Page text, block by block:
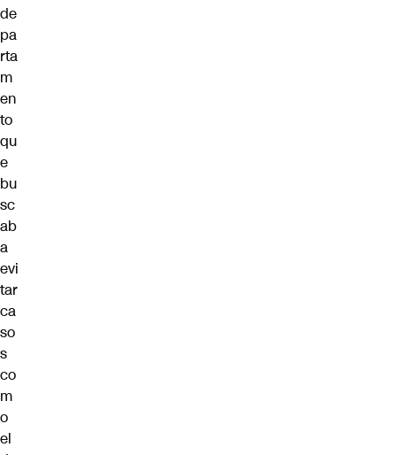
de
pa
rta
m
en
to
qu
e
bu
sc
ab
a
evi
tar
ca
so
s
co
m
o
el